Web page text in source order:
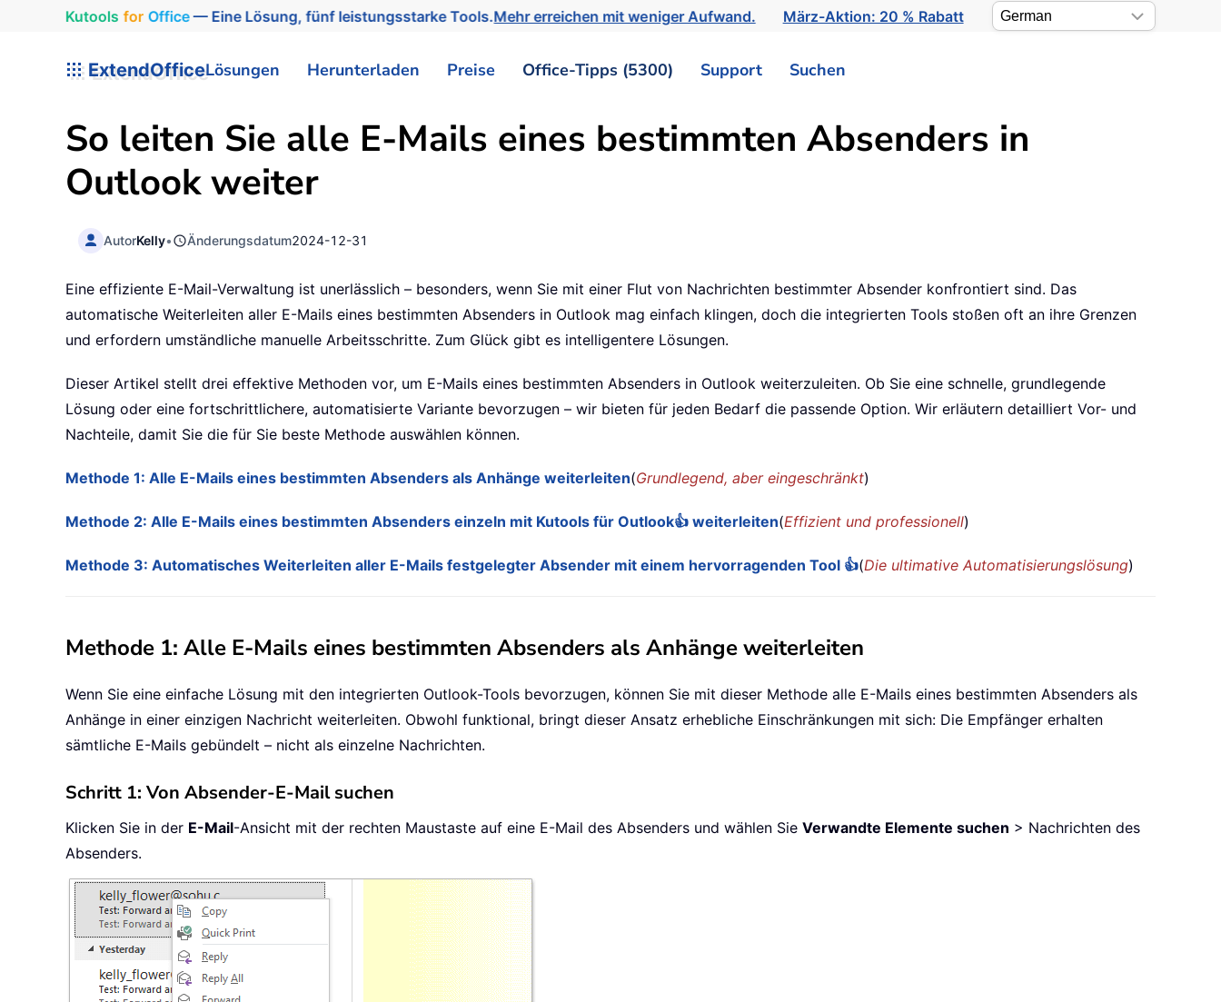
Kutools for Office— Eine Lösung, fünf leistungsstarke Tools.Mehr erreichen mit weniger Aufwand. März-Aktion: 20 % Rabatt
ExtendOfficeLösungen Herunterladen Preise Office-Tipps (5300) Support Suchen
So leiten Sie alle E-Mails eines bestimmten Absenders in
Outlook weiter
AutorKelly• Änderungsdatum2024-12-31
Eine effiziente E-Mail-Verwaltung ist unerlässlich – besonders, wenn Sie mit einer Flut von Nachrichten bestimmter Absender konfrontiert sind. Das
automatische Weiterleiten aller E-Mails eines bestimmten Absenders in Outlook mag einfach klingen, doch die integrierten Tools stoßen oft an ihre Grenzen
und erfordern umständliche manuelle Arbeitsschritte. Zum Glück gibt es intelligentere Lösungen.
Dieser Artikel stellt drei effektive Methoden vor, um E-Mails eines bestimmten Absenders in Outlook weiterzuleiten. Ob Sie eine schnelle, grundlegende
Lösung oder eine fortschrittlichere, automatisierte Variante bevorzugen – wir bieten für jeden Bedarf die passende Option. Wir erläutern detailliert Vor- und
Nachteile, damit Sie die für Sie beste Methode auswählen können.
Methode 1: Alle E-Mails eines bestimmten Absenders als Anhänge weiterleiten(Grundlegend, aber eingeschränkt)
Methode 2: Alle E-Mails eines bestimmten Absenders einzeln mit Kutools für Outlook👍 weiterleiten(Effizient und professionell)
Methode 3: Automatisches Weiterleiten aller E-Mails festgelegter Absender mit einem hervorragenden Tool 👍(Die ultimative Automatisierungslösung)
Methode 1: Alle E-Mails eines bestimmten Absenders als Anhänge weiterleiten
Wenn Sie eine einfache Lösung mit den integrierten Outlook-Tools bevorzugen, können Sie mit dieser Methode alle E-Mails eines bestimmten Absenders als
Anhänge in einer einzigen Nachricht weiterleiten. Obwohl funktional, bringt dieser Ansatz erhebliche Einschränkungen mit sich: Die Empfänger erhalten
sämtliche E-Mails gebündelt – nicht als einzelne Nachrichten.
Schritt 1: Von Absender-E-Mail suchen
Klicken Sie in der E-Mail-Ansicht mit der rechten Maustaste auf eine E-Mail des Absenders und wählen Sie Verwandte Elemente suchen > Nachrichten des
Absenders.